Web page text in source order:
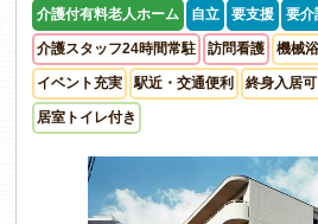
介護付有料老人ホーム 自立 要支援 要介
介護スタッフ24時間常駐 訪問看護 機械
イベント充実 駅近・交通便利 終身入居可
居室トイレ付き